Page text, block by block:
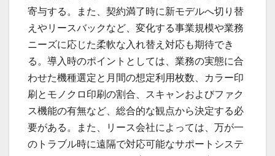
寄与する。また、契約満了時に新モデルへ切り替
えやリースバックなど、変化する事業規模や業務
ニーズに応じた柔軟な入れ替え対応も期待でき
る。導入時のポイントとしては、業務の実態に合
わせた機種選定と月間の想定利用枚数、カラー印
刷とモノクロ印刷の割合、スキャンおよびファク
ス機能の有無など、総合的な観点から決定する必
要がある。また、リース会社によっては、万が一
のトラブル時に遠隔で対応可能なサポートシステ